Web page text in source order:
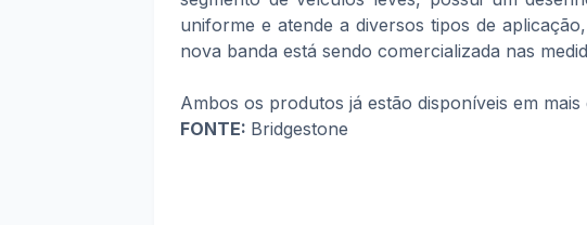
uniforme e atende a diversos tipos de
nova banda está sendo comercializada nas
Ambos os produtos já estão disponíveis em
FONTE: Bridgestone